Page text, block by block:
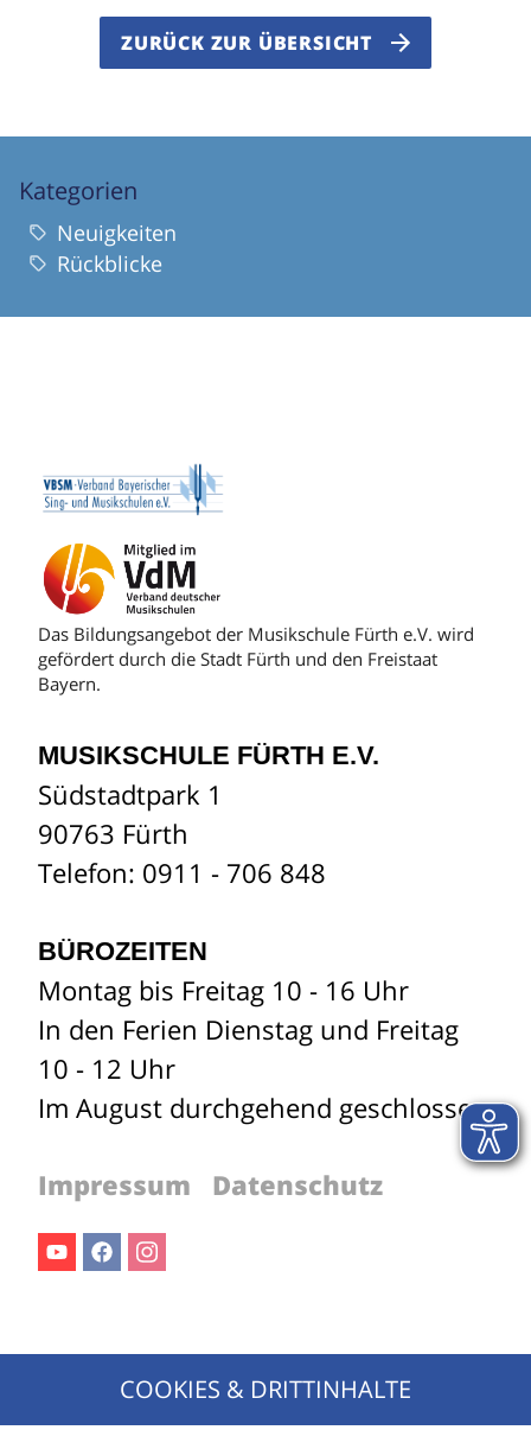
ZURÜCK ZUR ÜBERSICHT
Kategorien
Neuigkeiten
Rückblicke
Das Bildungsangebot der Musikschule Fürth e.V. wird
gefördert durch die Stadt Fürth und den Freistaat
Bayern.
MUSIKSCHULE FÜRTH E.V.
Südstadtpark 1
90763 Fürth
Telefon: 0911 - 706 848
BÜROZEITEN
Montag bis Freitag 10 - 16 Uhr
In den Ferien Dienstag und Freitag
10 - 12 Uhr
Im August durchgehend geschlossen
Impressum Datenschutz
Jetzt für den Newsletter anmelden!
COOKIES & DRITTINHALTE